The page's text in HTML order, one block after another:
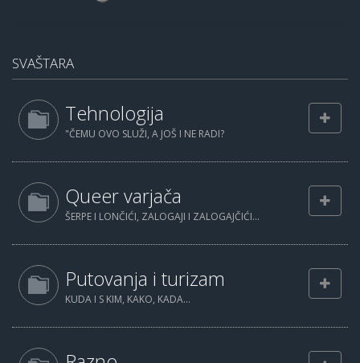
SVAŠTARA
Tehnologija
"ČEMU OVO SLUŽI, A JOŠ I NE RADI?
Queer varjača
ŠERPE I LONČIĆI, ZALOGAJI I ZALOGAJČIĆI...
Putovanja i turizam
KUDA I S KIM, KAKO, KADA...